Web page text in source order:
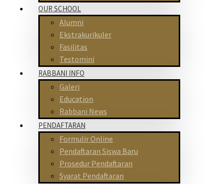
OUR SCHOOL
Alumni
Ekstrakurikuler
Fasilitas
Testomini
RABBANI INFO
Galeri
Education
Rabbani News
PENDAFTARAN
Formulir Online
Pendaftaran Siswa Baru
Prosedur Pendaftaran
Syarat Pendaftaran